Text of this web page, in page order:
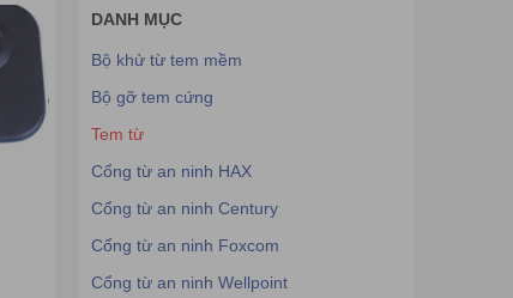
DANH MỤC
Bộ khử từ tem mềm
Bộ gỡ tem cứng
Tem từ
Cổng từ an ninh HAX
Cổng từ an ninh Century
Cổng từ an ninh Foxcom
Cổng từ an ninh Wellpoint